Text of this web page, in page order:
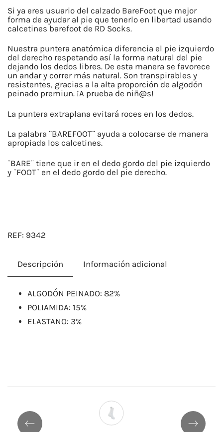
MARINO
cantidad
Si ya eres usuario del calzado BareFoot que mejor
forma de ayudar al pie que tenerlo en libertad usando
calcetines barefoot de RD Socks.
Nuestra puntera anatómica diferencia el pie izquierdo
del derecho respetando así la forma natural del pie
dejando los dedos libres. De esta manera se favorece
un andar y correr más natural. Son transpirables y
resistentes, gracias a la alta proporción de algodón
peinado premiun. ¡A prueba de niñ@s!
La puntera extraplana evitará roces en los dedos.
La palabra ¨BAREFOOT¨ ayuda a colocarse de manera
apropiada los calcetines.
¨BARE¨ tiene que ir en el dedo gordo del pie izquierdo
y ¨FOOT¨ en el dedo gordo del pie derecho.
REF: 9342
Descripción Información adicional
ALGODÓN PEINADO: 82%
POLIAMIDA: 15%
ELASTANO: 3%